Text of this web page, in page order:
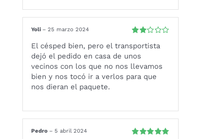
con
2de
5
Yoli – 25 marzo 2024
El césped bien, pero el transportista
dejó el pedido en casa de unos
vecinos con los que no nos llevamos
bien y nos tocó ir a verlos para que
nos dieran el paquete.
Pedro – 5 abril 2024